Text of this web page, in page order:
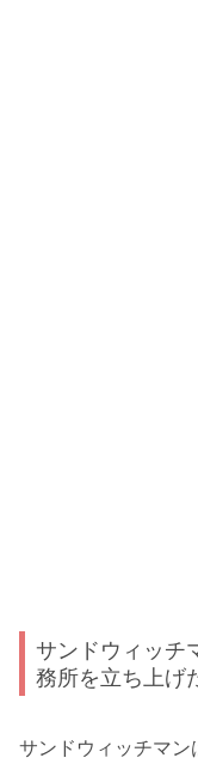
サンドウィッチ
務所を立ち上げ
サンドウィッチマン